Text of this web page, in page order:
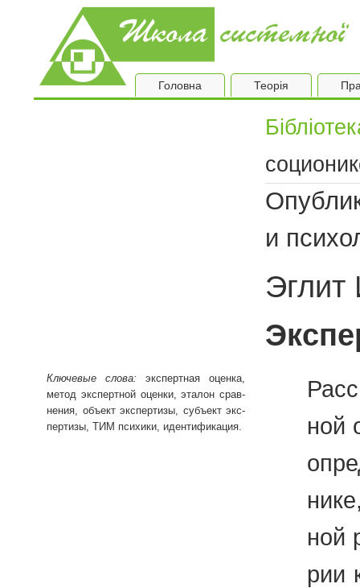
Головна Теорія
и
Клю­че­вые слова: экс­перт­ная оцен­ка,
метод экс­перт­ной оцен­ки, эта­лон срав­
не­ния, объ­ект экс­пер­ти­зы, субъ­ект экс­
пер­ти­зы, ТИМ пси­хи­ки, иден­ти­фи­ка­ция.
ной
ной
рии